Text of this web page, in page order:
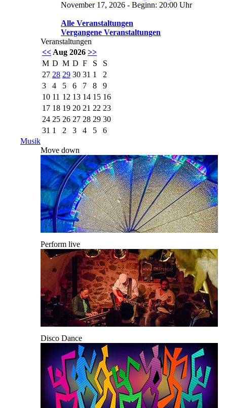
November 17, 2026 - Beginn: 20:00 Uhr
Alle Veranstaltungen
Vergangene Veranstaltungen
Veranstaltungen
<< Aug 2026 >>
M D M D F S
S
27 28 29 30 31 1
2
3
4 5 6 7 8
9
10 11 12 13 14 15 16
17 18 19 20 21 22 23
24 25 26 27 28 29 30
31 1 2 3 4 5
6
Musik
Move down
Perform live
Disco Dance